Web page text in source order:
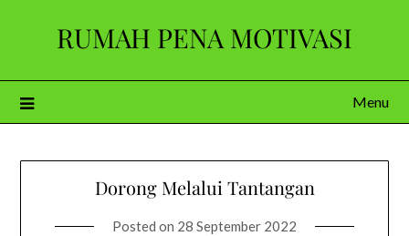
RUMAH PENA MOTIVASI
Menu
Dorong Melalui Tantangan
Posted on 28 September 2022